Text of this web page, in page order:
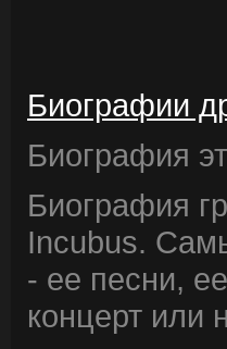
Биографии
Биография
Биография
Incubus.
- ее песни,
концерт или